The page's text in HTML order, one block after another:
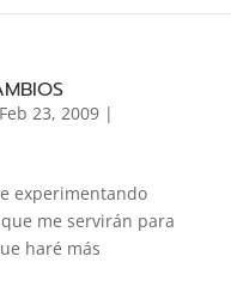
Feb 23, 2009|
experimentando
me servirán para
haré más